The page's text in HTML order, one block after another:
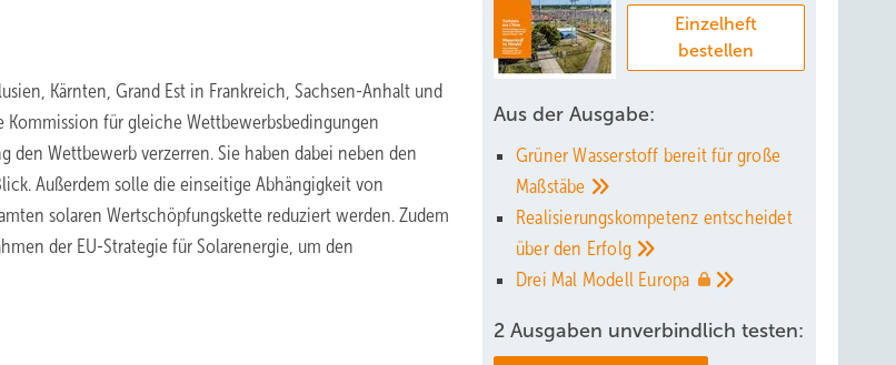
Kärnten, Grand Est in Frankreich, Sachsen-Anhalt und
für gleiche Wettbewerbsbedingungen
Wettbewerb verzerren. Sie haben dabei neben den
Außerdem solle die einseitige Abhängigkeit von
solaren Wertschöpfungskette reduziert werden. Zudem
der EU-Strategie für Solarenergie, um den
Einzelheft
bestellen
Aus der Ausgabe:
Grüner Wasserstoff bereit für große
Maßstäbe
Realisierungskompetenz entscheidet
über den Erfolg
Drei Mal Modell Europa
2 Ausgaben unverbindlich testen: